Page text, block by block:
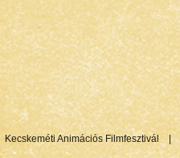
Kecskeméti Animációs Filmfesztivál |